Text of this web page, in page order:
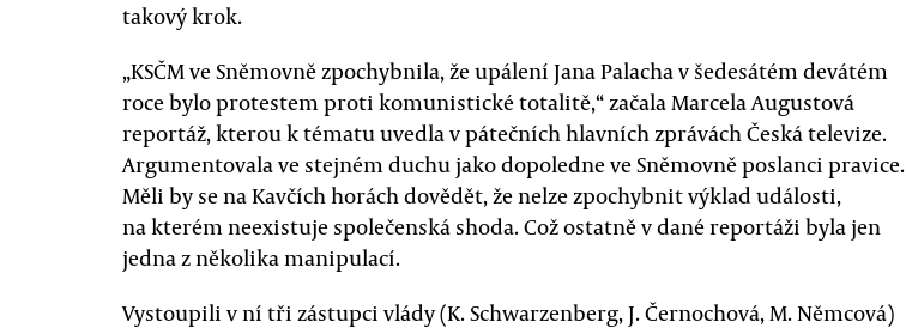
takový krok.
„KSČM ve Sněmovně zpochybnila, že upálení Jana Palacha v šedesátém devátém
roce bylo protestem proti komunistické totalitě,“ začala Marcela Augustová
reportáž, kterou k tématu uvedla v pátečních hlavních zprávách Česká televize.
Argumentovala ve stejném duchu jako dopoledne ve Sněmovně poslanci pravice.
Měli by se na Kavčích horách dovědět, že nelze zpochybnit výklad události,
na kterém neexistuje společenská shoda. Což ostatně v dané reportáži byla jen
jedna z několika manipulací.
Vystoupili v ní tři zástupci vlády (K. Schwarzenberg, J. Černochová, M. Němcová)